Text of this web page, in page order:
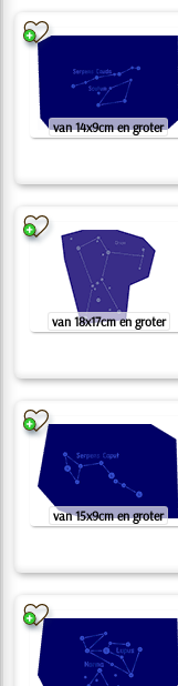
van 14x9cm en groter
van 18x17cm en groter
van 15x9cm en groter